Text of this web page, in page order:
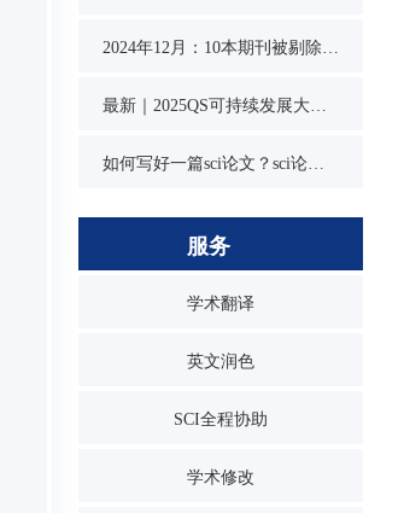
2024年12月：10本期刊被剔除，1本降级，1本改名，4本曾被on hold
最新｜2025QS可持续发展大学排名发布！同济位列第3，1所双非入围前10
如何写好一篇sci论文？sci论文的写作技巧
服务
学术翻译
英文润色
SCI全程协助
学术修改